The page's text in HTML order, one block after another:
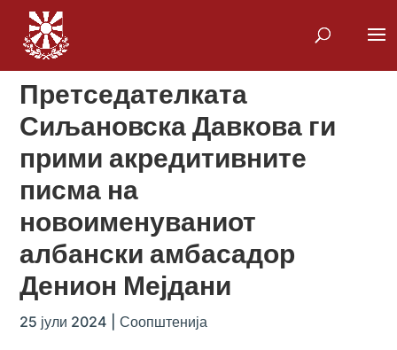
Претседателката
Сиљановска Давкова ги
прими акредитивните
писма на
новоименуваниот
албански амбасадор
Денион Мејдани
25 јули 2024 |Соопштенија